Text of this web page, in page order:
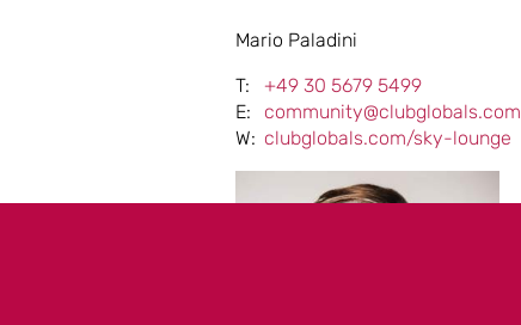
Mario Paladini
+49 30 5679 5499
community@clubglobals.com
clubglobals.com/sky-lounge